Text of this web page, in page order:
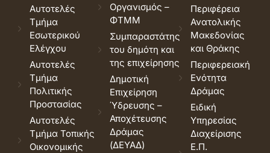
Αυτοτελές
Τμήμα
Εσωτερικού
Ελέγχου
Αυτοτελές
Τμήμα
Πολιτικής
Προστασίας
Αυτοτελές
Τμήμα Τοπικής
Οικονομικής
Οργανισμός –
ΦΤΜΜ
Συμπαραστάτης
του δημότη και
της επιχείρησης
Δημοτική
Επιχείρηση
Ύδρευσης –
Αποχέτευσης
Δράμας
(ΔΕΥΑΔ)
Περιφέρεια
Ανατολικής
Μακεδονίας
και Θράκης
Περιφερειακή
Ενότητα
Δράμας
Ειδική
Υπηρεσίας
Διαχείρισης
Ε.Π.